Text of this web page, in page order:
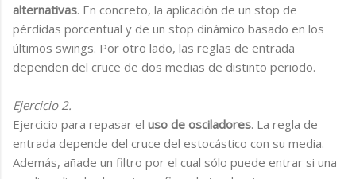
alternativas. En concreto, la aplicación de un stop de
pérdidas porcentual y de un stop dinámico basado en los
últimos swings. Por otro lado, las reglas de entrada
dependen del cruce de dos medias de distinto periodo.
Ejercicio 2.
Ejercicio para repasar el uso de osciladores. La regla de
entrada depende del cruce del estocástico con su media.
Además, añade un filtro por el cual sólo puede entrar si una